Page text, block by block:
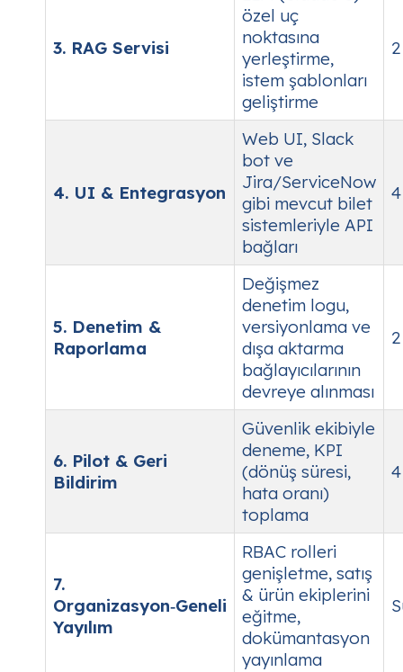
3. RAG Servisi
özel uç
noktasına
yerleştirme,
istem şablonları
geliştirme
4. UI & Entegrasyon
Web UI, Slack
bot ve
Jira/ServiceNow
gibi mevcut bilet
sistemleriyle API
bağları
5. Denetim &
Raporlama
Değişmez
denetim logu,
versiyonlama ve
dışa aktarma
bağlayıcılarının
devreye alınması
6. Pilot & Geri
Bildirim
Güvenlik ekibiyle
deneme, KPI
(dönüş süresi,
hata oranı)
toplama
7.
Organizasyon‑Geneli
Yayılım
RBAC rolleri
genişletme, satış
& ürün ekiplerini
eğitme,
dokümantasyon
yayınlama